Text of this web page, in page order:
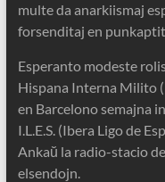
multe da anarkiismaj
forsenditaj en
Esperanto modeste
Hispana Interna Milito
en Barcelono semajna
I.L.E.S. (Ibera Ligo de
Ankaŭ la radio-stacio
elsendojn.